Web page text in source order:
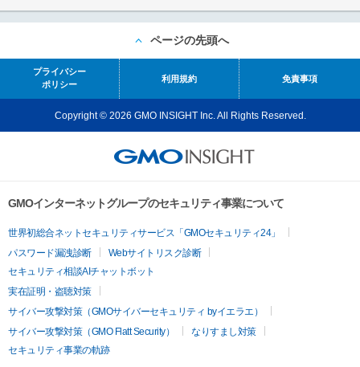
ページの先頭へ
プライバシー
ポリシー
利用規約 免責事項
Copyright © 2026 GMO INSIGHT Inc. All Rights Reserved.
GMOインターネットグループのセキュリティ事業について
世界初総合ネットセキュリティサービス「GMOセキュリティ24」
パスワード漏洩診断
Webサイトリスク診断
セキュリティ相談AIチャットボット
実在証明・盗聴対策
サイバー攻撃対策（GMOサイバーセキュリティ byイエラエ）
サイバー攻撃対策（GMO Flatt Security）
なりすまし対策
セキュリティ事業の軌跡